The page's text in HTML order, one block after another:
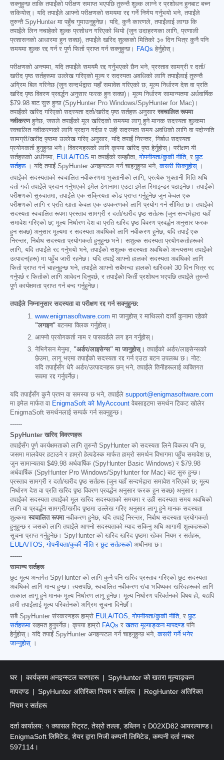
सक्नुहुन्छ ताकि तपाईंको परीक्षण समाप्त भएपछि तुरुन्तै शुल्क लाग्ने र प्रशोधन हुनबाट बच्न
सकियोस्। यदि तपाईंले आफ्नो परीक्षणको समयमा रद्द गर्ने निर्णय गर्नुभयो भने, तपाईंले
तुरुन्तै SpyHunter मा पहुँच गुमाउनुहुनेछ। यदि, कुनै कारणले, तपाईंलाई लाग्छ कि
तपाईंले लिन नचाहेको शुल्क प्रशोधन गरिएको थियो (जुन उदाहरणका लागि, प्रणाली
प्रशासनको आधारमा हुन सक्छ), तपाईंले खरिद शुल्कको मितिको ३० दिन भित्र कुनै पनि
समयमा शुल्क रद्द गर्न र पूर्ण फिर्ता प्राप्त गर्न सक्नुहुन्छ।
FAQs हेर्नुहोस्।
परीक्षणको अन्त्यमा, यदि तपाईंले समयमै रद्द गर्नुभएको छैन भने, प्रस्ताव सामग्री र दर्ता/
खरीद पृष्ठ सर्तहरूमा उल्लेख गरिएको मूल्य र सदस्यता अवधिको लागि तपाईंलाई तुरुन्तै
अग्रिम बिल गरिनेछ (जुन सन्दर्भद्वारा यहाँ समावेश गरिएको छ; मूल्य निर्धारण देश वा प्रति
खरिद पृष्ठ विवरण प्रवर्द्धन अनुसार फरक हुन सक्छ)। मूल्य निर्धारण सामान्यतया अर्धवार्षिक
$79.98 बाट सुरु हुन्छ (SpyHunter Pro Windows/SpyHunter for Mac)।
तपाईंको खरिद गरिएको सदस्यता दर्ता/खरीद पृष्ठ सर्तहरू अनुसार स्वचालित रूपमा
नवीकरणहुनेछ, जसले तपाईंको मूल खरिदको समयमा लागू हुने मानक सदस्यता शुल्कमा
स्वचालित नवीकरणको लागि प्रदान गर्दछ र उही सदस्यता समय अवधिको लागि वा पदोन्नति
सामग्री/खरीद पृष्ठमा उल्लेख गरिए अनुसार, यदि तपाईं निरन्तर, निर्बाध सदस्यता
प्रयोगकर्ता हुनुहुन्छ भने। विवरणहरूको लागि कृपया खरिद पृष्ठ हेर्नुहोस्। परीक्षण यी
सर्तहरूको अधीनमा, EULA/TOS मा तपाईंको सम्झौता,गोपनीयता/कुकी नीति, रछुट
सर्तहरू। यदि तपाईं SpyHunter अनइन्स्टल गर्न चाहनुहुन्छ भने,कसरी सिक्नुहोस् ।
तपाईंको सदस्यताको स्वचालित नवीकरणमा भुक्तानीको लागि, प्रत्येक भुक्तानी मिति अघि
दर्ता गर्दा तपाईंले प्रदान गर्नुभएको इमेल ठेगानामा एउटा इमेल रिमाइन्डर पठाइनेछ। तपाईंको
परीक्षणको सुरुवातमा, तपाईंले एक सक्रियता कोड प्राप्त गर्नुहुनेछ जुन केवल एक
परीक्षणको लागि र प्रति खाता केवल एक उपकरणको लागि प्रयोग गर्न सीमित छ। तपाईंको
सदस्यता स्वचालित रूपमा प्रस्ताव सामग्री र दर्ता/खरीद पृष्ठ सर्तहरू (जुन सन्दर्भद्वारा यहाँ
समावेश गरिएको छ; मूल्य निर्धारण देश वा प्रति खरिद पृष्ठ विवरण प्रवर्द्धन अनुसार फरक
हुन सक्छ) अनुसार मूल्यमा र सदस्यता अवधिको लागि नवीकरण हुनेछ, यदि तपाईं एक
निरन्तर, निर्बाध सदस्यता प्रयोगकर्ता हुनुहुन्छ भने। सशुल्क सदस्यता प्रयोगकर्ताहरूको
लागि, यदि तपाईंले रद्द गर्नुभयो भने, तपाईंको सशुल्क सदस्यता अवधिको अन्त्यसम्म तपाईंको
उत्पादन(हरू) मा पहुँच जारी रहनेछ। यदि तपाईं आफ्नो हालको सदस्यता अवधिको लागि
फिर्ता प्राप्त गर्न चाहनुहुन्छ भने, तपाईंले आफ्नो सबैभन्दा हालको खरिदको 30 दिन भित्र रद्द
गर्नुपर्छ र फिर्ताको लागि आवेदन दिनुपर्छ, र तपाईंको फिर्ती प्रशोधन भएपछि तपाईंले तुरुन्तै
पूर्ण कार्यक्षमता प्राप्त गर्न बन्द गर्नुहुनेछ।
तपाईंले निम्नानुसार सदस्यता वा परीक्षण रद्द गर्न सक्नुहुन्छ:
www.enigmasoftware.com मा जानुहोस् र माथिल्लो दायाँ कुनामा रहेको
"लगइन" बटनमा क्लिक गर्नुहोस्।
आफ्नो प्रयोगकर्ता नाम र पासवर्डले लग इन गर्नुहोस्।
नेभिगेसन मेनुमा, "अर्डर/लाइसेन्स" मा जानुहोस्। तपाईंको अर्डर/लाइसेन्सको
छेउमा, लागू भएमा तपाईंको सदस्यता रद्द गर्न एउटा बटन उपलब्ध छ। नोट:
यदि तपाईंसँग धेरै अर्डर/उत्पादनहरू छन् भने, तपाईंले तिनीहरूलाई व्यक्तिगत
रूपमा रद्द गर्नुपर्नेछ।
यदि तपाईंसँग कुनै प्रश्न वा समस्या छ भने, तपाईंले support@enigmasoftware.com
मा इमेल मार्फत वा EnigmaSoft को MyAccount वेबसाइटमा समर्थन टिकट खोलेर
EnigmaSoft समर्थनलाई सम्पर्क गर्न सक्नुहुन्छ।
------
SpyHunter खरिद विवरणहरू
तपाईंसँग पूर्ण कार्यक्षमताको लागि तुरुन्तै SpyHunter को सदस्यता लिने विकल्प पनि छ,
जसमा मालवेयर हटाउने र हाम्रो हेल्पडेस्क मार्फत हाम्रो समर्थन विभागमा पहुँच समावेश छ,
जुन सामान्यतया $49.98 अर्धवार्षिक (SpyHunter Basic Windows) र $79.98
अर्धवार्षिक (SpyHunter Pro Windows/SpyHunter for Mac) बाट सुरु हुन्छ।
प्रस्ताव सामग्री र दर्ता/खरीद पृष्ठ सर्तहरू (जुन यहाँ सन्दर्भद्वारा समावेश गरिएको छ; मूल्य
निर्धारण देश वा प्रति खरिद पृष्ठ विवरण प्रवर्द्धन अनुसार फरक हुन सक्छ) अनुसार।
तपाईंको सदस्यता तपाईंको मूल खरिद सदस्यताको समयमा र उही सदस्यता समय अवधिको
लागि वा प्रवर्द्धन सामग्री/खरीद पृष्ठमा उल्लेख गरिए अनुसार लागू हुने मानक सदस्यता
शुल्कमा स्वचालित रूपमानवीकरण हुनेछ, यदि तपाईं निरन्तर, निर्बाध सदस्यता प्रयोगकर्ता
हुनुहुन्छ र जसको लागि तपाईंले आफ्नो सदस्यताको म्याद सकिनु अघि आगामी शुल्कहरूको
सूचना प्राप्त गर्नुहुनेछ। SpyHunter को खरिद खरिद पृष्ठमा रहेका नियम र सर्तहरू,
EULA/TOS,गोपनीयता/कुकी नीतिरछुट सर्तहरूको अधीनमा छ।
------
सामान्य सर्तहरू
छुट मूल्य अन्तर्गत SpyHunter को लागि कुनै पनि खरिद प्रस्ताव गरिएको छुट सदस्यता
अवधिको लागि मान्य हुन्छ। त्यसपछि, स्वचालित नवीकरण र/वा भविष्यका खरिदहरूको लागि
तत्काल लागू हुने मानक मूल्य निर्धारण लागू हुनेछ। मूल्य निर्धारण परिवर्तनको विषय हो, यद्यपि
हामी तपाईंलाई मूल्य परिवर्तनको अग्रिम सूचना दिनेछौं।
सबै SpyHunter संस्करणहरू हाम्रो EULA/TOS,गोपनीयता/कुकी नीति, रछुट
सर्तहरूमा सहमत हुनुपर्नेछ। कृपया हाम्रो FAQs रखतरा मूल्याङ्कन मापदण्ड पनि
हेर्नुहोस्। यदि तपाईं SpyHunter अनइन्स्टल गर्न चाहनुहुन्छ भने,कसरी गर्ने भनेर
जान्नुहोस् ।
घर कार्यक्रम अनइन्स्टल चरणहरू
SpyHunter को खतरा मूल्याङ्कन
मापदण्ड
SpyHunter अतिरिक्त नियम र सर्तहरू
RegHunter अतिरिक्त
नियम र सर्तहरू
दर्ता कार्यालय: १ क्यासल स्ट्रिट, तेस्रो तल्ला, डब्लिन २ D02XD82 आयरल्याण्ड।
EnigmaSoft लिमिटेड, शेयर द्वारा निजी कम्पनी लिमिटेड, कम्पनी दर्ता नम्बर
597114।